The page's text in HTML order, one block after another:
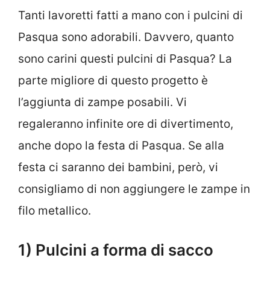
Tanti lavoretti fatti a mano con i pulcini di
Pasqua sono adorabili. Davvero, quanto
sono carini questi pulcini di Pasqua? La
parte migliore di questo progetto è
l’aggiunta di zampe posabili. Vi
regaleranno infinite ore di divertimento,
anche dopo la festa di Pasqua. Se alla
festa ci saranno dei bambini, però, vi
consigliamo di non aggiungere le zampe in
filo metallico.
1) Pulcini a forma di sacco